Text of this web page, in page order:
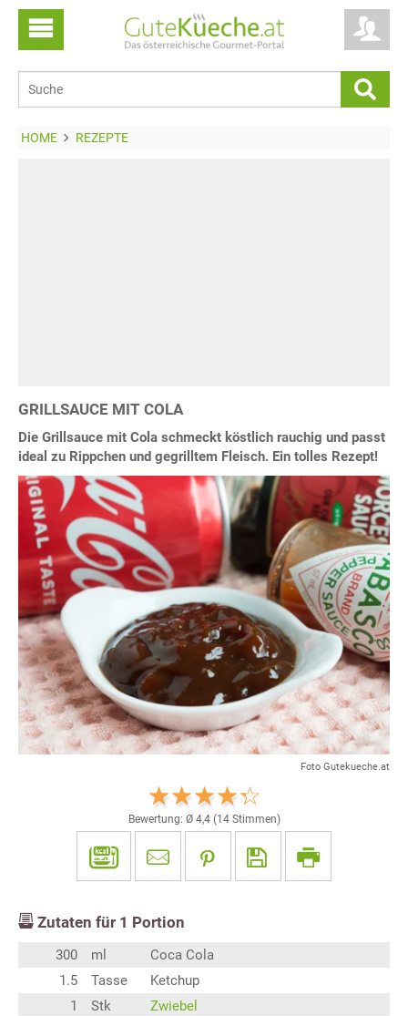
HOME REZEPTE
GRILLSAUCE MIT COLA
Die Grillsauce mit Cola schmeckt köstlich rauchig und passt
ideal zu Rippchen und gegrilltem Fleisch. Ein tolles Rezept!
Foto Gutekueche.at
Bewertung: Ø 4,4(14Stimmen)
Zutaten für 1 Portion
300 ml
Coca Cola
1.5
Tasse
Ketchup
1
Stk
Zwiebel